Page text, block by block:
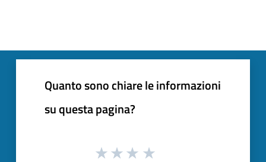
Quanto sono chiare le informazioni
su questa pagina?